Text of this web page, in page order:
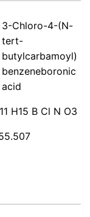
3-Chloro-4-(N-
tert-
butylcarbamoyl)
benzeneboronic
acid
H15 B Cl N O3